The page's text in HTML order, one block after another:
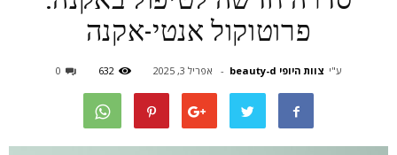
פרוטוקול אנטי-אקנה
ע"י צוות היופי beauty-d - אפריל 3, 2025 632
0